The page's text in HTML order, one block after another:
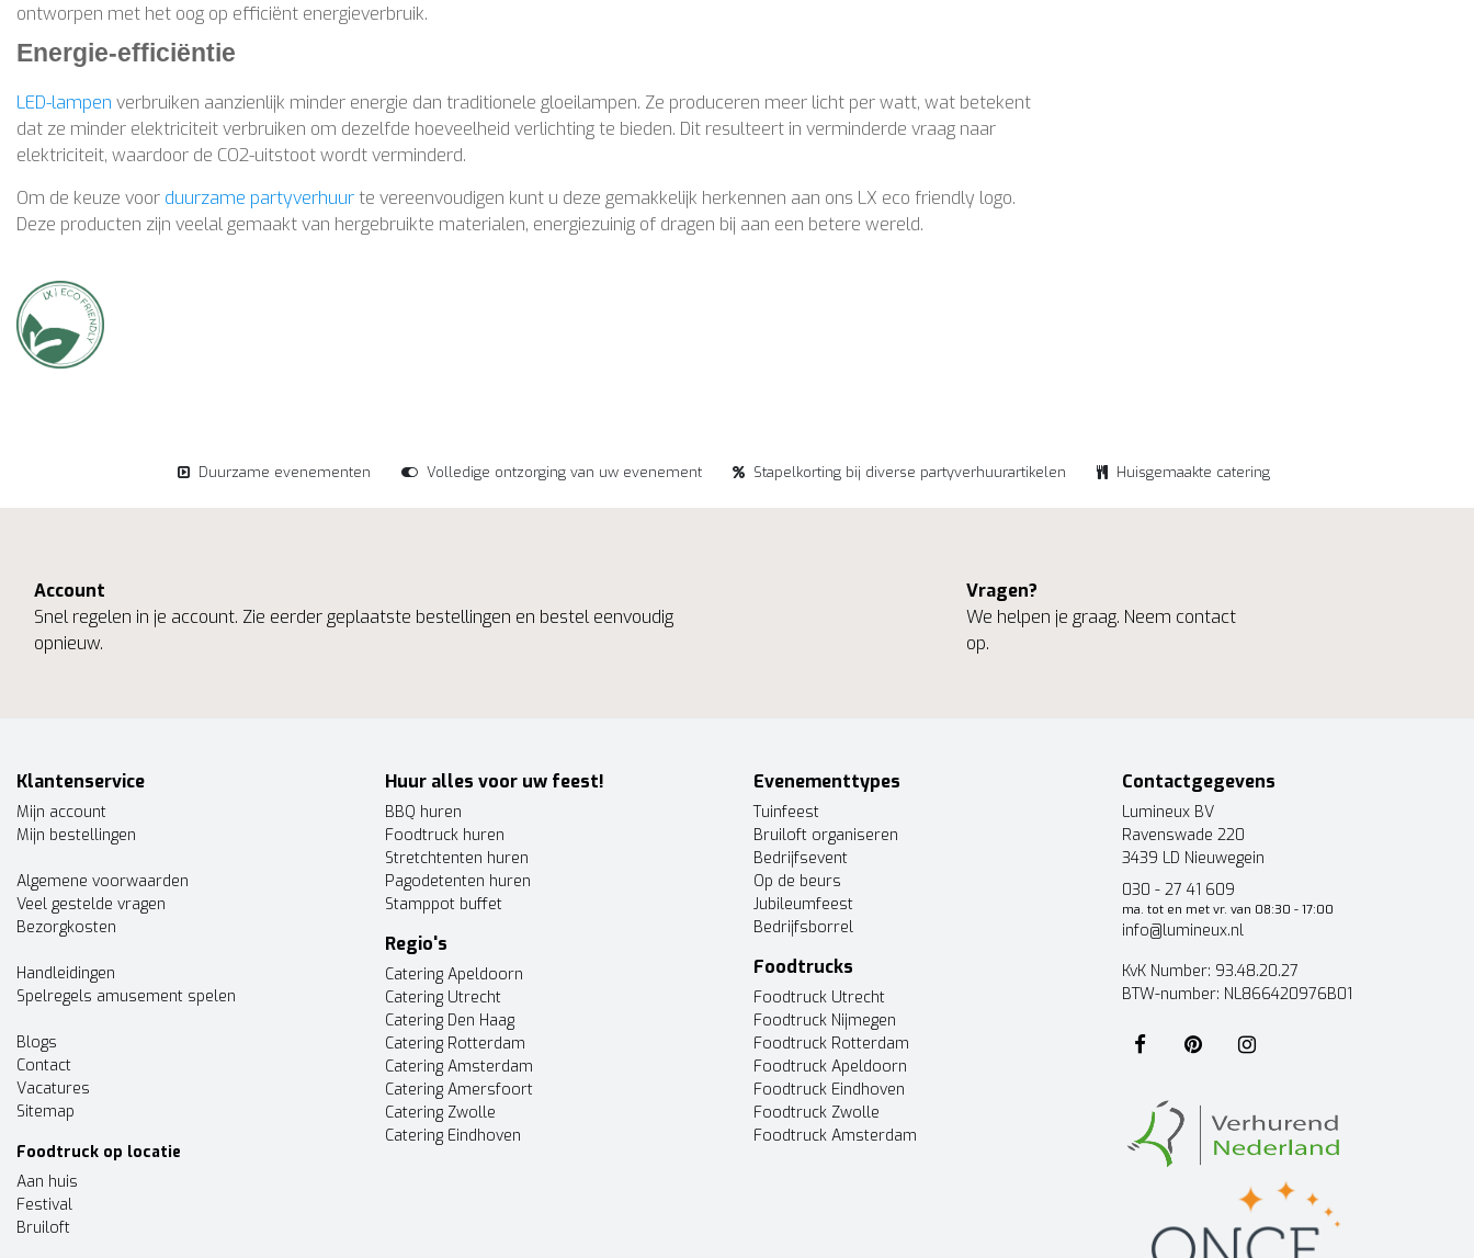
ontworpen met het oog op efficiënt energieverbruik.
Energie-efficiëntie
LED-lampen verbruiken aanzienlijk minder energie dan traditionele gloeilampen. Ze produceren meer licht per watt, wat betekent
dat ze minder elektriciteit verbruiken om dezelfde hoeveelheid verlichting te bieden. Dit resulteert in verminderde vraag naar
elektriciteit, waardoor de CO2-uitstoot wordt verminderd.
Om de keuze voor duurzame partyverhuurte vereenvoudigen kunt u deze gemakkelijk herkennen aan ons LX eco friendly logo.
Deze producten zijn veelal gemaakt van hergebruikte materialen, energiezuinig of dragen bij aan een betere wereld.
Duurzame evenementen Volledige ontzorging van uw evenement Stapelkorting bij diverse partyverhuurartikelen Huisgemaakte catering
Account
Snel regelen in je account. Zie eerder geplaatste bestellingen en bestel eenvoudig
opnieuw.
Vragen?
We helpen je graag. Neem contact
op.
Klantenservice
Mijn account
Mijn bestellingen
Algemene voorwaarden
Veel gestelde vragen
Bezorgkosten
Handleidingen
Spelregels amusement spelen
Blogs
Contact
Vacatures
Sitemap
Foodtruck op locatie
Aan huis
Festival
Bruiloft
Huur alles voor uw feest!
BBQ huren
Foodtruck huren
Stretchtenten huren
Pagodetenten huren
Stamppot buffet
Regio's
Catering Apeldoorn
Catering Utrecht
Catering Den Haag
Catering Rotterdam
Catering Amsterdam
Catering Amersfoort
Catering Zwolle
Catering Eindhoven
Evenementtypes
Tuinfeest
Bruiloft organiseren
Bedrijfsevent
Op de beurs
Jubileumfeest
Bedrijfsborrel
Foodtrucks
Foodtruck Utrecht
Foodtruck Nijmegen
Foodtruck Rotterdam
Foodtruck Apeldoorn
Foodtruck Eindhoven
Foodtruck Zwolle
Foodtruck Amsterdam
Contactgegevens
Lumineux BV
Ravenswade 220
3439 LD Nieuwegein
030 - 27 41 609
ma. tot en met vr. van 08:30 - 17:00
info@lumineux.nl
KvK Number: 93.48.20.27
BTW-number: NL866420976B01